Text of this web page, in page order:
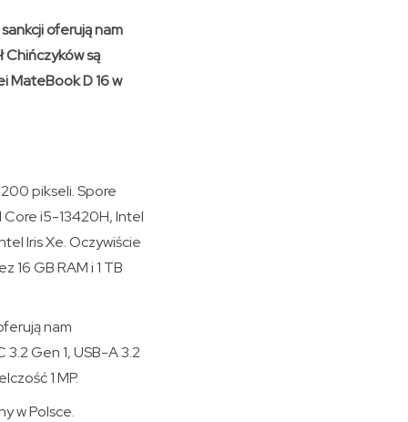
oferują nam
są
MateBook D 16 w
pikseli. Spore
Core i5-13420H, Intel
Iris Xe. Oczywiście
GB RAM i 1 TB
nam
Gen 1, USB-A 3.2
1 MP.
w Polsce.